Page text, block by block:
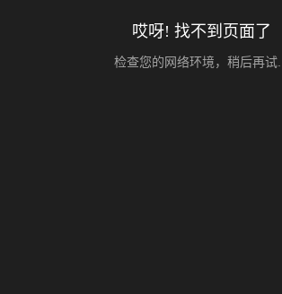
哎呀! 找不到页面了
检查您的网络环境，稍后再试...